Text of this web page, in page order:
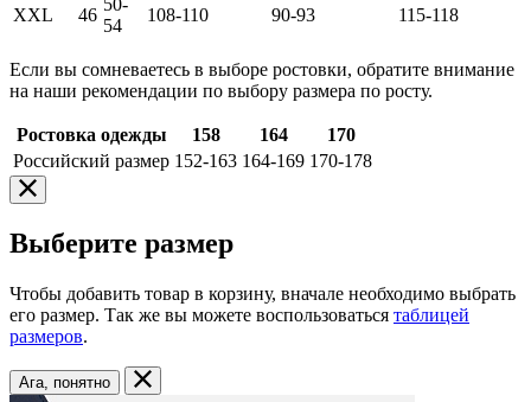
XXL 46
54
108-110 90-93 115-118
Если вы сомневаетесь в выборе ростовки, обратите внимание
на наши рекомендации по выбору размера по росту.
Ростовка одежды 158 164
170
Российский размер 152-163 164-169 170-178
Выберите размер
Чтобы добавить товар в корзину, вначале необходимо выбрать
его размер. Так же вы можете воспользоваться таблицей
размеров.
Ага, понятно